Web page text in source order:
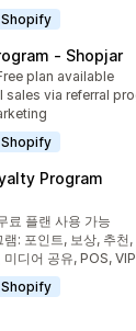
‑ Shopjar
plan available
sales via referral
Program
료 플랜 사용 가능
: 포인트, 보상, 추천,
미디어 공유, POS, VIP